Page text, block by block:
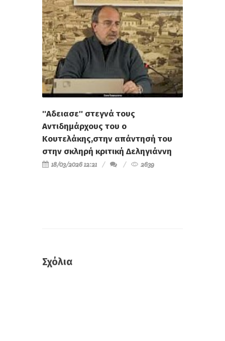
''Αδειασε'' στεγνά τους
Αντιδημάρχους του ο
Κουτελάκης,στην απάντησή του
στην σκληρή κριτική Δεληγιάννη
18/03/2026 12:21 2639
Σχόλια